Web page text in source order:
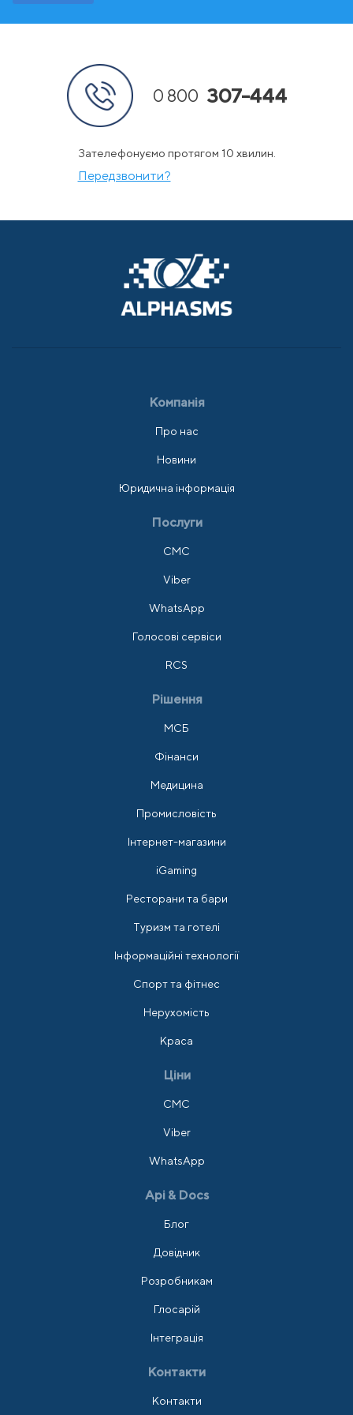
0 800 307-444
Зателефонуємо протягом 10 хвилин.
Передзвонити?
Компанія
Про нас
Новини
Юридична інформація
Послуги
СМС
Viber
WhatsApp
Голосові сервіси
RCS
Рішення
МСБ
Фінанси
Медицина
Промисловість
Інтернет-магазини
iGaming
Ресторани та бари
Туризм та готелі
Інформаційні технології
Спорт та фітнес
Нерухомість
Краса
Ціни
СМС
Viber
WhatsApp
Api & Docs
Блог
Довідник
Розробникам
Глосарій
Інтеграція
Контакти
Контакти